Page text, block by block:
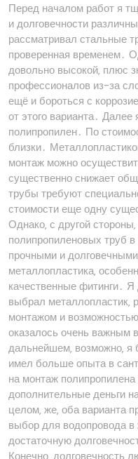
Перед началом работ я
и долговечности
рассматривал стальные
проверенная временем․
довольно высокой‚ плюс
профессионалов из-за
ещё и бороться с
от этого варианта․
полипропилен․ По
близки․
монтаж можно
существенно снижает
трубы требуют
стоимости еще одну
Однако‚ с другой
полипропиленовых труб
прочными и
металлопластика‚
качественные фитинги․ Я
выбрал металлопластик‚
монтажом и
оказалось очень важным
дальнейшем‚ возможно‚
имел больше опыта в
на монтаж
дополнительные деньги
целом‚ же‚ оба варианта
выбор для водопровода
достаточную
Конечно‚ долговечность